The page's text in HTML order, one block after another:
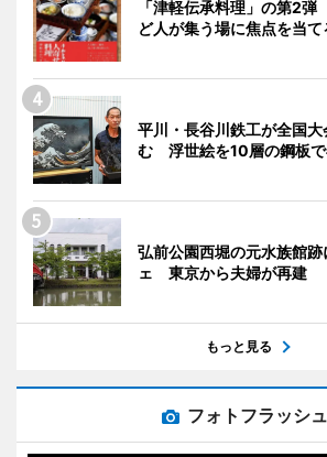
「津軽伝承料理」の第2
ど人が集う場に焦点を当て
平川・長谷川鉄工が全国
む 浮世絵を10層の鋼板
弘前公園西堀の元水族館
ェ 東京から夫婦が再建
もっと見る
フォトフラッシュ